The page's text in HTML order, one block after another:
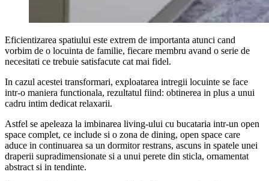
Eficientizarea spatiului este extrem de importanta atunci cand
vorbim de o locuinta de familie, fiecare membru avand o serie de
necesitati ce trebuie satisfacute cat mai fidel.
In cazul acestei transformari, exploatarea intregii locuinte se face
intr-o maniera functionala, rezultatul fiind: obtinerea in plus a unui
cadru intim dedicat relaxarii.
Astfel se apeleaza la imbinarea living-ului cu bucataria intr-un open
space complet, ce include si o zona de dining, open space care
aduce in continuarea sa un dormitor restrans, ascuns in spatele unei
draperii supradimensionate si a unui perete din sticla, ornamentat
abstract si in tendinte.